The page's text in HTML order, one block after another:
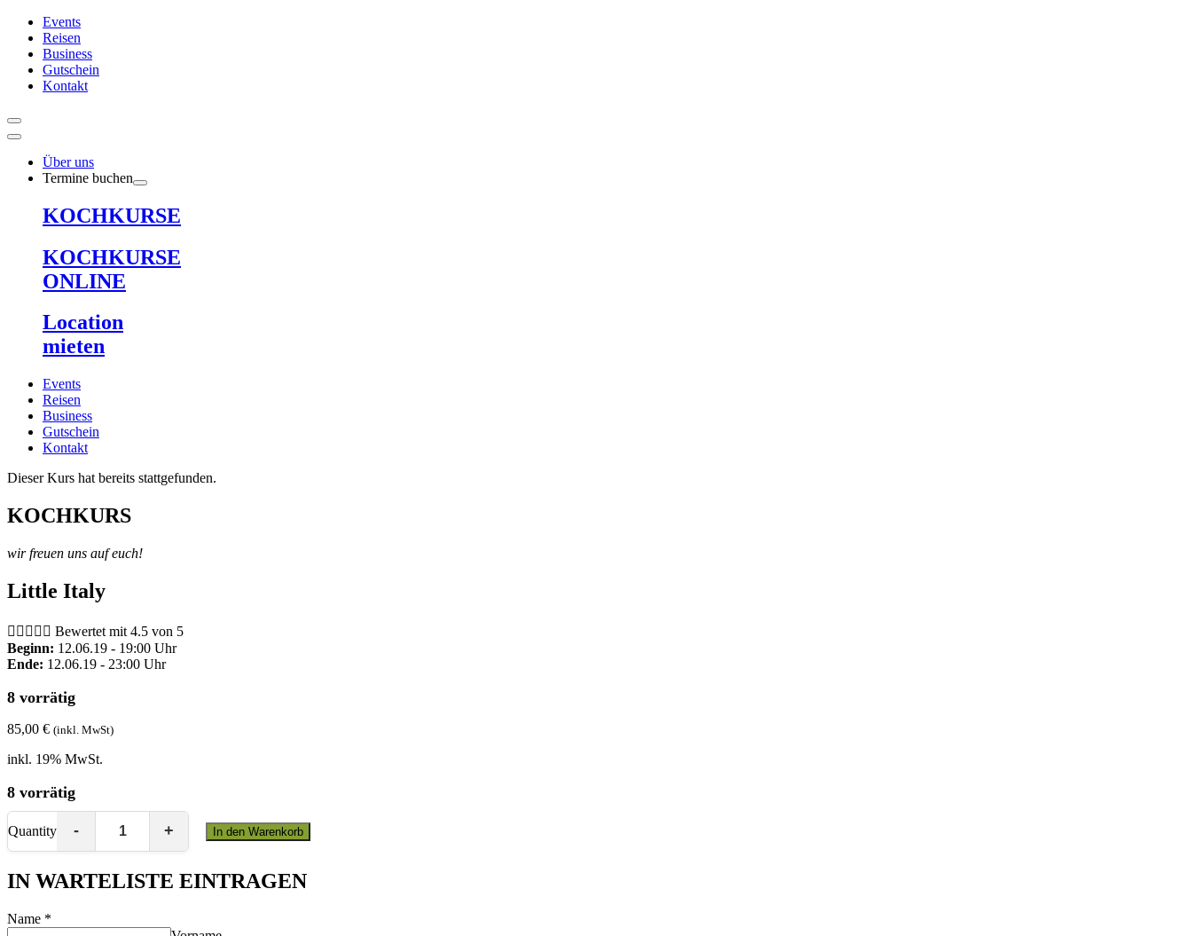
Events
Reisen
Business
Gutschein
Kontakt
Über uns
Termine buchen
KOCHKURSE
KOCHKURSE
ONLINE
Location
mieten
Events
Reisen
Business
Gutschein
Kontakt
Dieser Kurs hat bereits stattgefunden.
KOCHKURS
wir freuen uns auf euch!
Little Italy
     Bewertet mit 4.5 von 5
Beginn: 12.06.19 - 19:00 Uhr
Ende: 12.06.19 - 23:00 Uhr
8 vorrätig
85,00 € (inkl. MwSt)
inkl. 19% MwSt.
8 vorrätig
Quantity In den Warenkorb
IN WARTELISTE EINTRAGEN
Name *